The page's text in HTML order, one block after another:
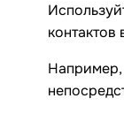
контактов